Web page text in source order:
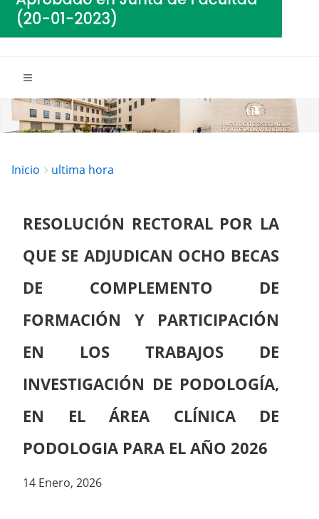
Breadcrumbs
You
Inicio ultima hora
RESOLUCIÓN RECTORAL POR LA
QUE SE ADJUDICAN OCHO BECAS
DE COMPLEMENTO DE
FORMACIÓN Y PARTICIPACIÓN
EN LOS TRABAJOS DE
INVESTIGACIÓN DE PODOLOGÍA,
EN EL ÁREA CLÍNICA DE
PODOLOGIA PARA EL AÑO 2026
14 Enero, 2026